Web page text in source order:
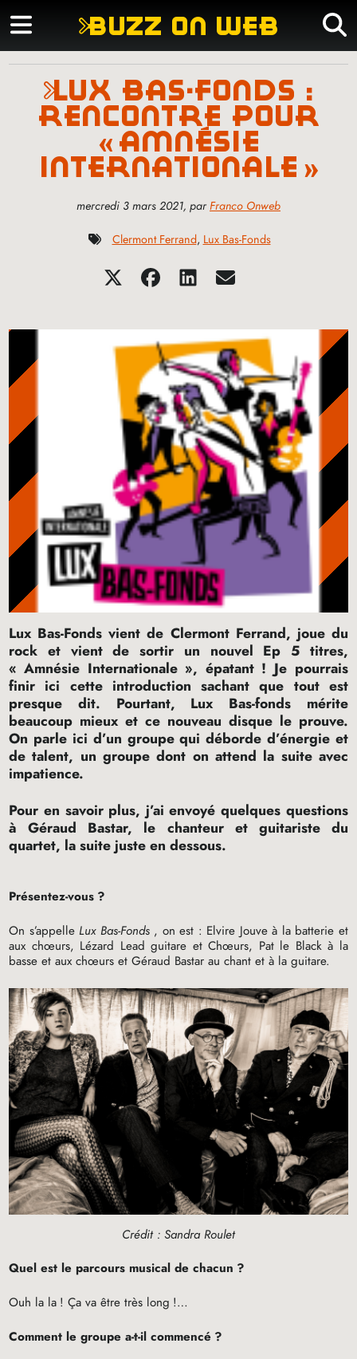
buzz on web
lux bas-fonds :
rencontre pour
« amnésie
internationale »
mercredi 3 mars 2021, parFranco Onweb
Clermont Ferrand, Lux Bas-Fonds
Lux Bas-Fonds vient de Clermont Ferrand, joue du
rock et vient de sortir un nouvel Ep 5 titres,
« Amnésie Internationale », épatant ! Je pourrais
finir ici cette introduction sachant que tout est
presque dit. Pourtant, Lux Bas-fonds mérite
beaucoup mieux et ce nouveau disque le prouve.
On parle ici d’un groupe qui déborde d’énergie et
de talent, un groupe dont on attend la suite avec
impatience.
Pour en savoir plus, j’ai envoyé quelques questions
à Géraud Bastar, le chanteur et guitariste du
quartet, la suite juste en dessous.
Présentez-vous ?
On s’appelleLux Bas-Fonds , on est : Elvire Jouve à la batterie et
aux chœurs, Lézard Lead guitare et Chœurs, Pat le Black à la
basse et aux chœurs et Géraud Bastar au chant et à la guitare.
Crédit : Sandra Roulet
Quel est le parcours musical de chacun ?
Ouh la la ! Ça va être très long !…
Comment le groupe a-t-il commencé ?